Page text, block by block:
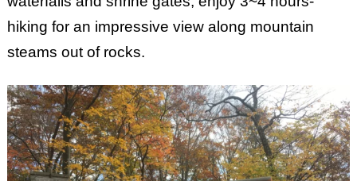
hiking for an impressive view along mountain
steams out of rocks.